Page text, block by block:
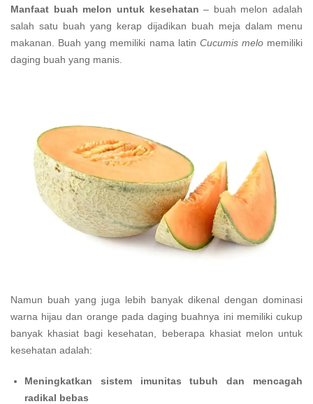
Manfaat buah melon untuk kesehatan – buah melon adalah
salah satu buah yang kerap dijadikan buah meja dalam menu
makanan. Buah yang memiliki nama latin Cucumis melo memiliki
daging buah yang manis.
Namun buah yang juga lebih banyak dikenal dengan dominasi
warna hijau dan orange pada daging buahnya ini memiliki cukup
banyak khasiat bagi kesehatan, beberapa khasiat melon untuk
kesehatan adalah:
Meningkatkan sistem imunitas tubuh dan mencagah
radikal bebas